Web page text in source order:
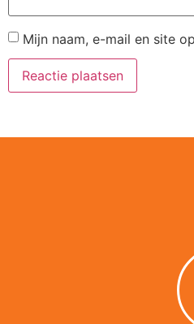
Mijn naam, e-mail en site